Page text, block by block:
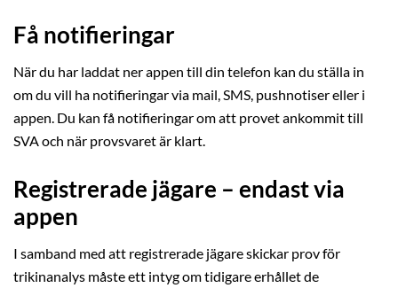
Få notifieringar
När du har laddat ner appen till din telefon kan du ställa in
om du vill ha notifieringar via mail, SMS, pushnotiser eller i
appen. Du kan få notifieringar om att provet ankommit till
SVA och när provsvaret är klart.
Registrerade jägare – endast via
appen
I samband med att registrerade jägare skickar prov för
trikinanalys måste ett intyg om tidigare erhållet de